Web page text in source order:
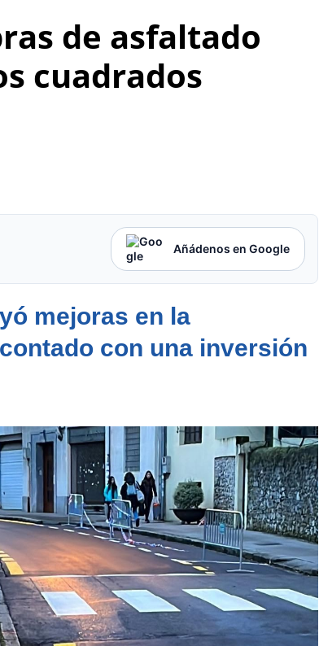
de asfaltado
cuadrados
Añádenos en Google
mejoras en la
con una inversión